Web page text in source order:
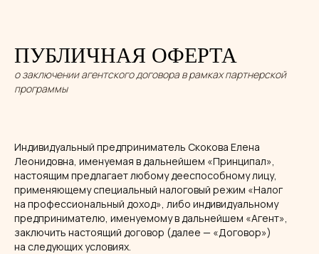
ПУБЛИЧНАЯ ОФЕРТА
о заключении агентского договора в рамках партнерской
программы
Индивидуальный предприниматель Скокова Елена
Леонидовна, именуемая в дальнейшем «Принципал»,
настоящим предлагает любому дееспособному лицу,
применяющему специальный налоговый режим «Налог
на профессиональный доход», либо индивидуальному
предпринимателю, именуемому в дальнейшем «Агент»,
заключить настоящий договор (далее — «Договор»)
на следующих условиях.